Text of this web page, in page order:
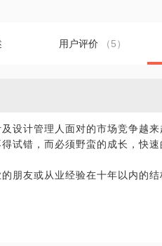
用户评价 （5）
设计管理人面对的市场竞争越来
试错，而必须野蛮的成长，快
朋友或从业经验在十年以内的
路吃不准方向，不能找到更高阶